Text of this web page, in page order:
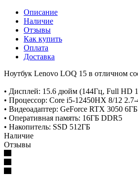
Описание
Наличие
Отзывы
Как купить
Оплата
Доставка
Ноутбук Lenovo LOQ 15 в отличном
• Дисплей: 15.6 дюйм (144Гц, Full HD
• Процессор: Core i5-12450HX 8/12
• Видеоадаптер: GeForce RTX 3050 6ГБ
• Оперативная память: 16ГБ DDR5
• Накопитель: SSD 512ГБ
Наличие
Отзывы